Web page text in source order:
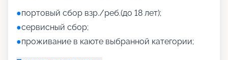
●портовый сбор взр./реб.(до 18 лет);
●сервисный сбор;
●проживание в каюте выбранной категории;